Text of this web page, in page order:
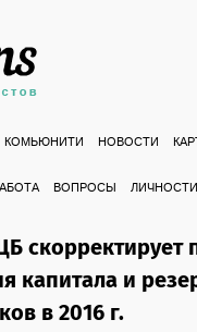
КОМЬЮНИТИ НОВОСТИ
ВОПРОСЫ ЛИЧНОСТИ
скорректирует
капитала и
в 2016 г.